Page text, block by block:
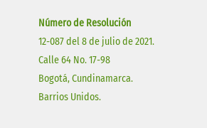
Número de Resolución
12-087 del 8 de julio de 2021.
Calle 64 No. 17-98
Bogotá, Cundinamarca.
Barrios Unidos.